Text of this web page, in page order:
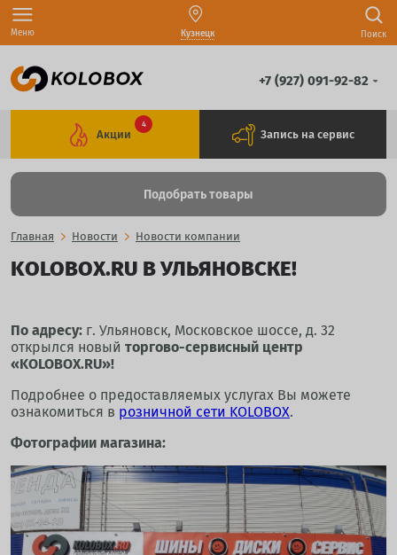
Меню Кузнецк Поиск
+7 (927) 091-92-82
Акции
4
Запись на сервис
Подобрать товары
Главная Новости Новости компании
KOLOBOX.RU В УЛЬЯНОВСКЕ!
По адресу: г. Ульяновск, Московское шоссе, д. 32
открылся новый торгово-сервисный центр
«KOLOBOX.RU»!
Подробнее о предоставляемых услугах Вы можете
ознакомиться в розничной сети KOLOBOX.
Фотографии магазина: